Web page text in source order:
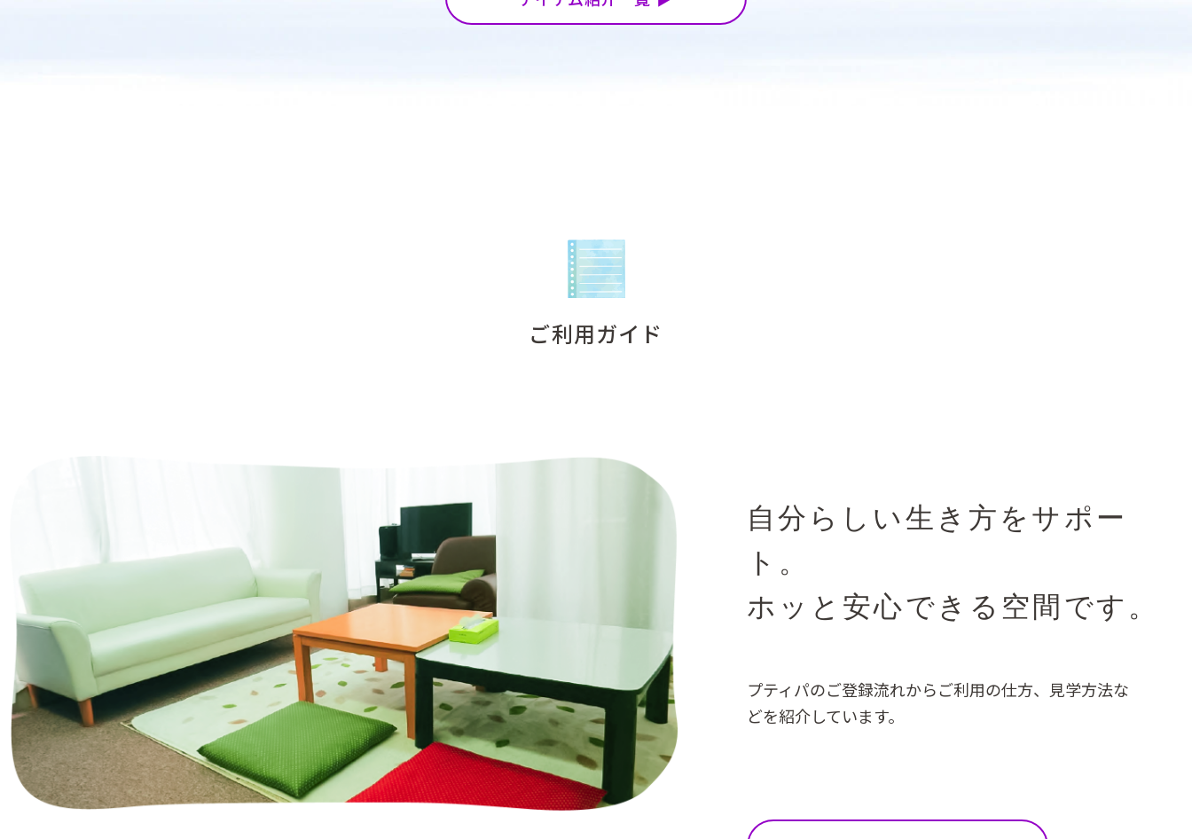
ご利用ガイド
自分らしい生き方をサポー
ト。
ホッと安心できる空間です。
プティパのご登録流れからご利用の仕方、見学方法な
どを紹介しています。